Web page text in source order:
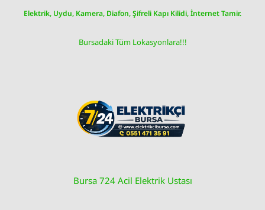
Elektrik, Uydu, Kamera, Diafon, Şifreli Kapı Kilidi, İnternet Tamir.
Bursadaki Tüm Lokasyonlara!!!
Bursa 724 Acil Elektrik Ustası